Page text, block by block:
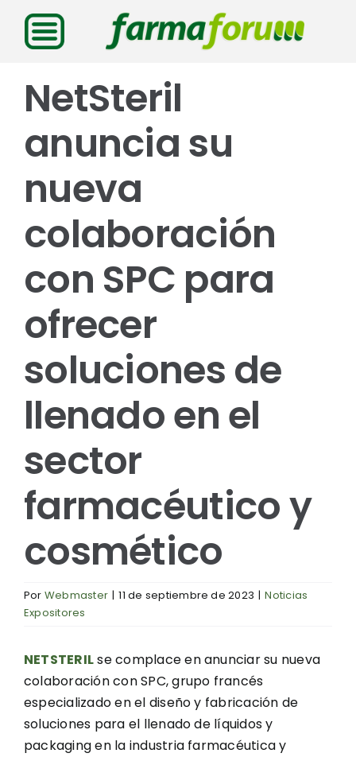
Saltar
contenido
NetSteril
anuncia su
nueva
colaboración
con SPC para
ofrecer
soluciones de
llenado en el
sector
farmacéutico y
cosmético
Por Webmaster | 11 de septiembre de 2023 | Noticias
Expositores
NETSTERILse complace en anunciar su nueva
colaboración con SPC, grupo francés
especializado en el diseño y fabricación de
soluciones para el llenado de líquidos y
packaging en la industria farmacéutica y